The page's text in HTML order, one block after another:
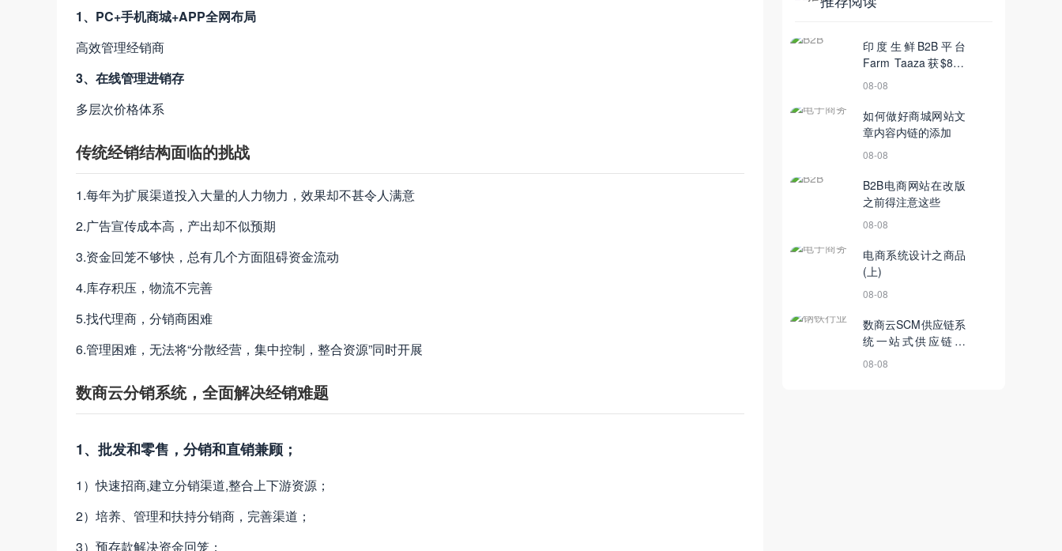
1、PC+手机商城+APP全网布局
高效管理经销商
3、在线管理进销存
多层次价格体系
传统经销结构面临的挑战
1.每年为扩展渠道投入大量的人力物力，效果却不甚令人满意
2.广告宣传成本高，产出却不似预期
3.资金回笼不够快，总有几个方面阻碍资金流动
4.库存积压，物流不完善
5.找代理商，分销商困难
6.管理困难，无法将“分散经营，集中控制，整合资源”同时开展
数商云分销系统，全面解决经销难题
1、批发和零售，分销和直销兼顾；
1）快速招商,建立分销渠道,整合上下游资源；
2）培养、管理和扶持分销商，完善渠道；
3）预存款解决资金回笼；
印度生鲜B2B平台
Farm Taaza获$800
万A轮融资
08-08
如何做好商城网站文
章内容内链的添加
08-08
B2B电商网站在改版
之前得注意这些
08-08
电商系统设计之商品
(上)
08-08
数商云SCM供应链系
统一站式供应链服
务，促进钢铁行业供
08-08